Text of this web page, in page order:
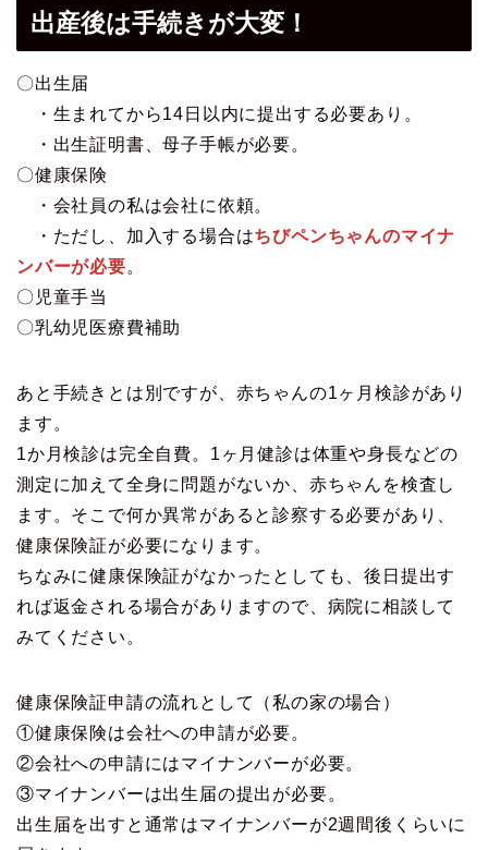
出産後は手続きが大変！
〇出生届
・生まれてから14日以内に提出する必要あり。
・出生証明書、母子手帳が必要。
〇健康保険
・会社員の私は会社に依頼。
・ただし、加入する場合はちびペンちゃんのマイナ
ンバーが必要。
〇児童手当
〇乳幼児医療費補助
あと手続きとは別ですが、赤ちゃんの1ヶ月検診があり
ます。
1か月検診は完全自費。1ヶ月健診は体重や身長などの
測定に加えて全身に問題がないか、赤ちゃんを検査し
ます。そこで何か異常があると診察する必要があり、
健康保険証が必要になります。
ちなみに健康保険証がなかったとしても、後日提出す
れば返金される場合がありますので、病院に相談して
みてください。
健康保険証申請の流れとして（私の家の場合）
①健康保険は会社への申請が必要。
②会社への申請にはマイナンバーが必要。
③マイナンバーは出生届の提出が必要。
出生届を出すと通常はマイナンバーが2週間後くらいに